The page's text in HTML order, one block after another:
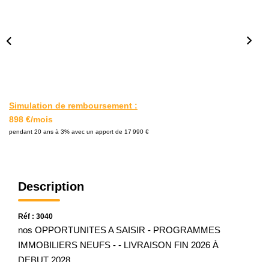
Simulation de remboursement :
898 €/mois
pendant 20 ans à 3% avec un apport de 17 990 €
Description
Réf : 3040
nos OPPORTUNITES A SAISIR - PROGRAMMES
IMMOBILIERS NEUFS - - LIVRAISON FIN 2026 À
DEBUT 2028